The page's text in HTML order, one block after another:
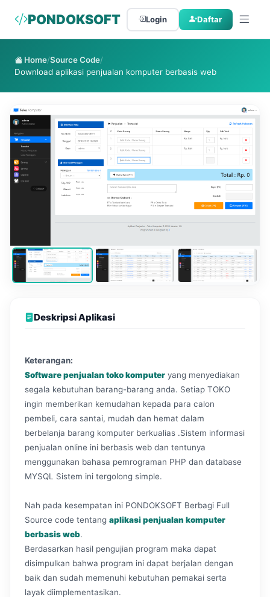
PONDOKSOFT Login Daftar
Home/Source Code/
Download aplikasi penjualan komputer berbasis web
Deskripsi Aplikasi
Keterangan:
Software penjualan toko komputer yang menyediakan
segala kebutuhan barang-barang anda. Setiap TOKO
ingin memberikan kemudahan kepada para calon
pembeli, cara santai, mudah dan hemat dalam
berbelanja barang komputer berkualias .Sistem informasi
penjualan online ini berbasis web dan tentunya
menggunakan bahasa pemrograman PHP dan database
MYSQL Sistem ini tergolong simple.
Nah pada kesempatan ini PONDOKSOFT Berbagi Full
Source code tentang aplikasi penjualan komputer
berbasis web.
Berdasarkan hasil pengujian program maka dapat
disimpulkan bahwa program ini dapat berjalan dengan
baik dan sudah memenuhi kebutuhan pemakai serta
layak diimplementasikan.